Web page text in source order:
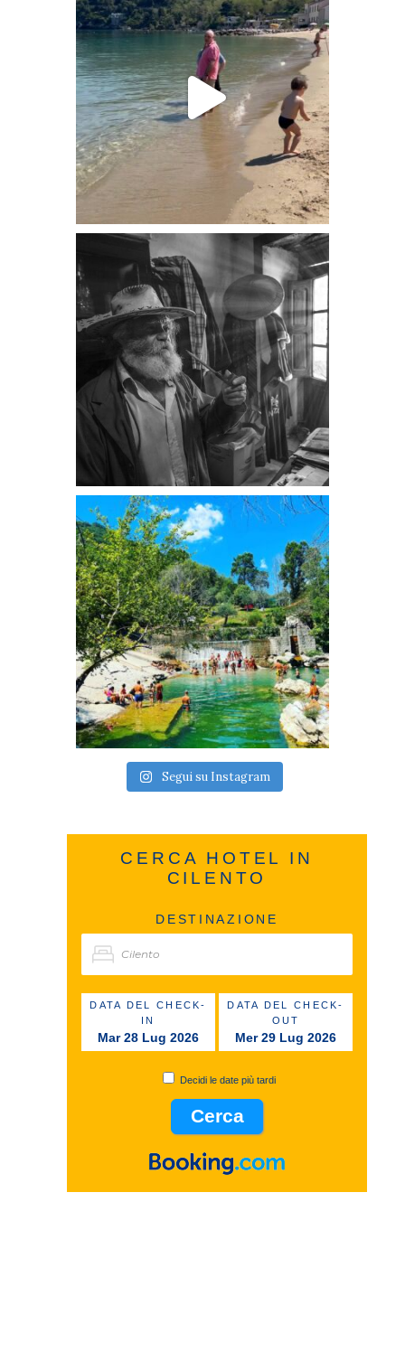
Segui su Instagram
CERCA HOTEL IN
CILENTO
DESTINAZIONE
DATA DEL CHECK-
IN
Mar 28 Lug 2026
DATA DEL CHECK-
OUT
Mer 29 Lug 2026
Decidi le date più tardi